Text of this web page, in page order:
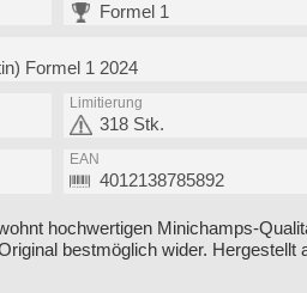
Formel 1
Formel 1 2024
Limitierung
318 Stk.
EAN
4012138785892
hochwertigen Minichamps-
bestmöglich wider. Hergestellt